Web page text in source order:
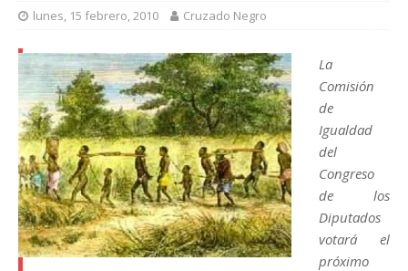
lunes, 15 febrero, 2010 Cruzado Negro
La
Comisión
de
Igualdad
del
Congreso
de los
Diputados
votará el
próximo